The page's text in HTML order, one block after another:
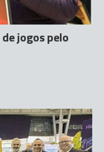
jogos pelo